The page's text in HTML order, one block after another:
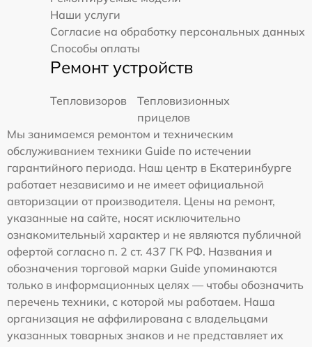
Наши услуги
Согласие на обработку персональных данных
Способы оплаты
Ремонт устройств
Тепловизоров
Тепловизионных
прицелов
Мы занимаемся ремонтом и техническим
обслуживанием техники Guide по истечении
гарантийного периода. Наш центр в Екатеринбурге
работает независимо и не имеет официальной
авторизации от производителя. Цены на ремонт,
указанные на сайте, носят исключительно
ознакомительный характер и не являются публичной
офертой согласно п. 2 ст. 437 ГК РФ. Названия и
обозначения торговой марки Guide упоминаются
только в информационных целях — чтобы обозначить
перечень техники, с которой мы работаем. Наша
организация не аффилирована с владельцами
указанных товарных знаков и не представляет их